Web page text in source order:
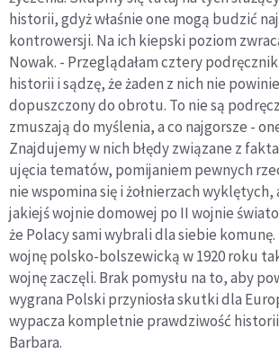
historii, gdyż właśnie one mogą budzić
kontrowersji. Na ich kiepski poziom
Nowak. - Przeglądałam cztery
historii i sądzę, że żaden z nich nie
dopuszczony do obrotu. To nie są
zmuszają do myślenia, a co najgorsze -
Znajdujemy w nich błędy związane z
ujęcia tematów, pomijaniem pewnych
nie wspomina się i żołnierzach wyklętych,
jakiejś wojnie domowej po II wojnie
że Polacy sami wybrali dla siebie
wojnę polsko-bolszewicką w 1920 roku
wojnę zaczęli. Brak pomysłu na to, aby
wygrana Polski przyniosła skutki dla
wypacza kompletnie prawdziwość
Barbara.